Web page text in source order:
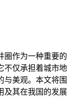
作为一种重要的
不仅承担着城市地
与美观。本文将围
及其在我国的发展